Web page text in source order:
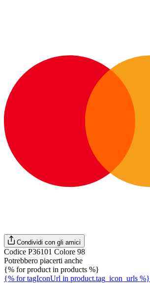
Condividi con gli amici
Codice P36101 Colore 98
Potrebbero piacerti anche
{% for product in products %}
{% for tagIconUrl in product.tag_icon_urls %}